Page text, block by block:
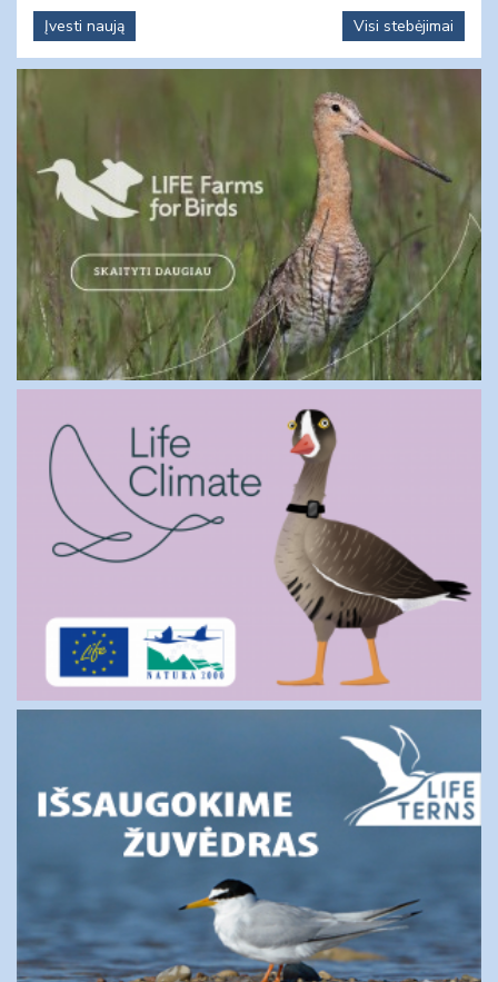
Įvesti naują
Visi stebėjimai